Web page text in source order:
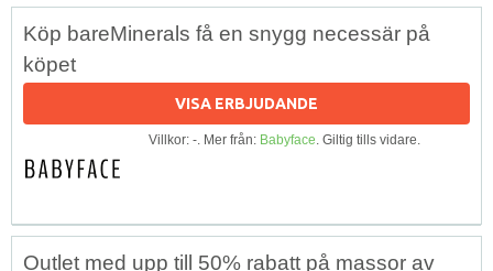
Köp bareMinerals få en snygg necessär på
köpet
VISA ERBJUDANDE
Villkor: -. Mer från: Babyface. Giltig tills vidare.
Outlet med upp till 50% rabatt på massor av